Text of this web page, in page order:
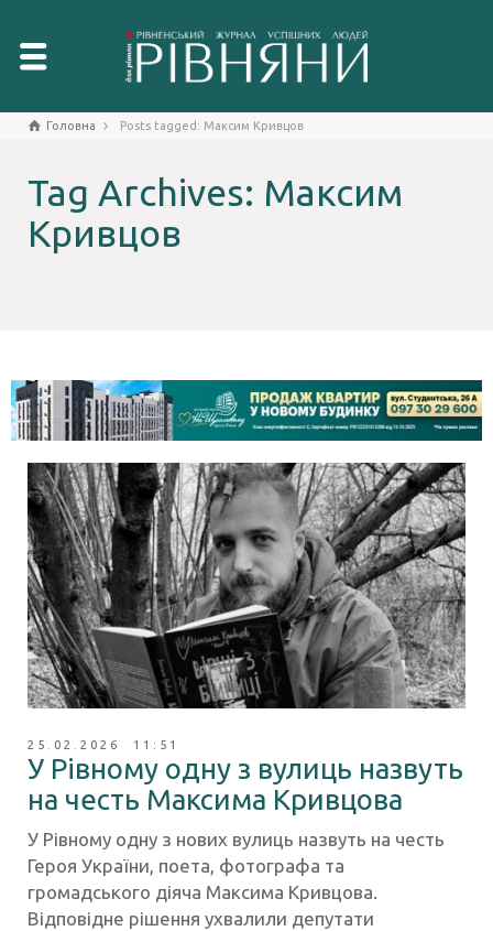
Головна Posts tagged: Максим Кривцов
Tag Archives: Максим
Кривцов
25.02.2026 11:51
У Рівному одну з вулиць назвуть
на честь Максима Кривцова
У Рівному одну з нових вулиць назвуть на честь
Героя України, поета, фотографа та
громадського діяча Максима Кривцова.
Відповідне рішення ухвалили депутати